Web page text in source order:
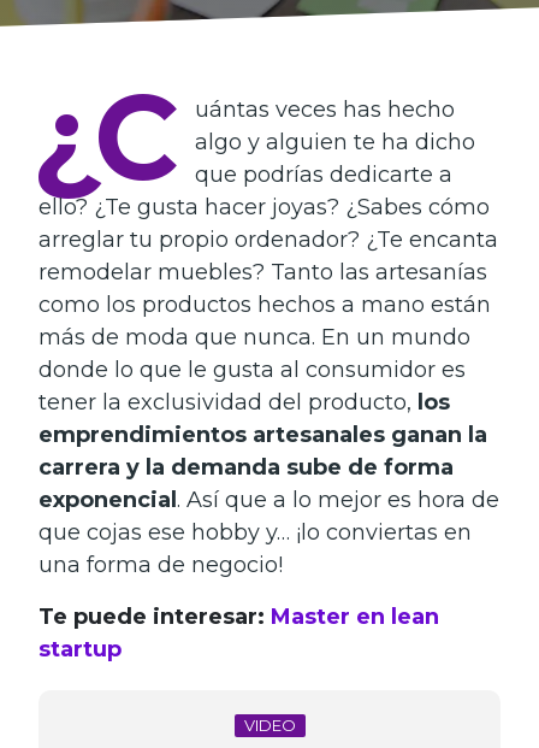
¿C
uántas veces has hecho
algo y alguien te ha dicho
que podrías dedicarte a
ello? ¿Te gusta hacer joyas? ¿Sabes cómo
arreglar tu propio ordenador? ¿Te encanta
remodelar muebles? Tanto las artesanías
como los productos hechos a mano están
más de moda que nunca. En un mundo
donde lo que le gusta al consumidor es
tener la exclusividad del producto, los
emprendimientos artesanales ganan la
carrera y la demanda sube de forma
exponencial . Así que a lo mejor es hora de
que cojas ese hobby y… ¡lo conviertas en
una forma de negocio!
Te puede interesar: Master en lean
startup
VIDEO